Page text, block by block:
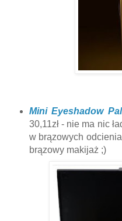
Mini Eyeshadow
30,11zł - nie ma nic
w brązowych
brązowy makijaż ;)